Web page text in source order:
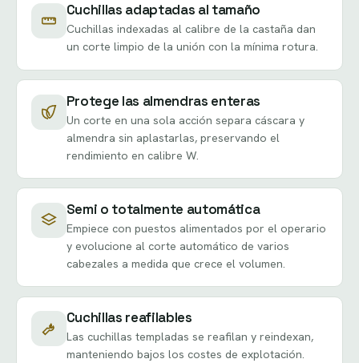
Cuchillas adaptadas al tamaño
Cuchillas indexadas al calibre de la castaña dan
un corte limpio de la unión con la mínima rotura.
Protege las almendras enteras
Un corte en una sola acción separa cáscara y
almendra sin aplastarlas, preservando el
rendimiento en calibre W.
Semi o totalmente automática
Empiece con puestos alimentados por el operario
y evolucione al corte automático de varios
cabezales a medida que crece el volumen.
Cuchillas reafilables
Las cuchillas templadas se reafilan y reindexan,
manteniendo bajos los costes de explotación.